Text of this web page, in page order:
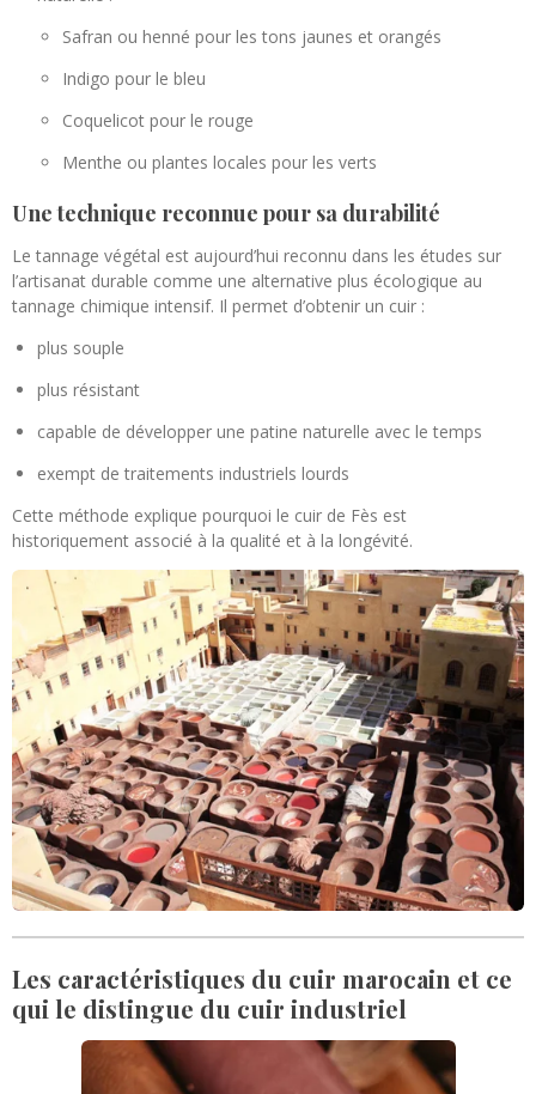
Safran ou henné pour les tons jaunes et orangés
Indigo pour le bleu
Coquelicot pour le rouge
Menthe ou plantes locales pour les verts
Une technique reconnue pour sa durabilité
Le tannage végétal est aujourd’hui reconnu dans les études sur
l’artisanat durable comme une alternative plus écologique au
tannage chimique intensif. Il permet d’obtenir un cuir :
plus souple
plus résistant
capable de développer une patine naturelle avec le temps
exempt de traitements industriels lourds
Cette méthode explique pourquoi le cuir de Fès est
historiquement associé à la qualité et à la longévité.
Les caractéristiques du cuir marocain et ce
qui le distingue du cuir industriel